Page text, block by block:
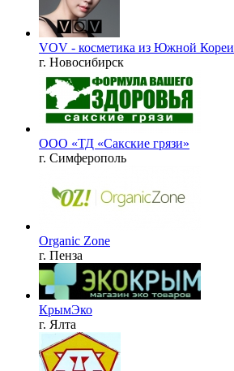
VOV - косметика из Южной Кореи
г. Новосибирск
ООО «ТД «Сакские грязи»
г. Симферополь
Organic Zone
г. Пенза
КрымЭко
г. Ялта